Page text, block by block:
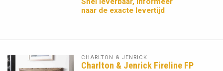
naar de exacte levertijd
CHARLTON & JENRICK
Charlton & Jenrick Fireline FP